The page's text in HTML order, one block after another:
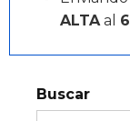
ALTAal
Buscar